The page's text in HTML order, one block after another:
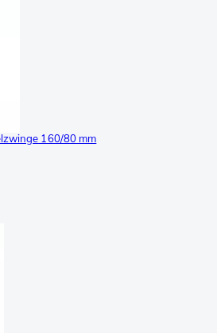
160/80 mm